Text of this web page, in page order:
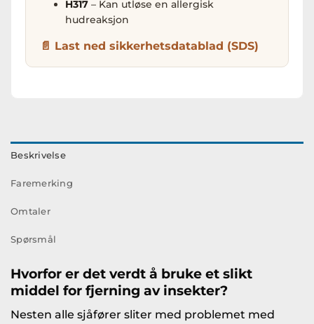
H317 – Kan utløse en allergisk
hudreaksjon
Last ned sikkerhetsdatablad (SDS)
Beskrivelse
Faremerking
Omtaler
Spørsmål
Hvorfor er det verdt å bruke et slikt
middel for fjerning av insekter?
Nesten alle sjåfører sliter med problemet med